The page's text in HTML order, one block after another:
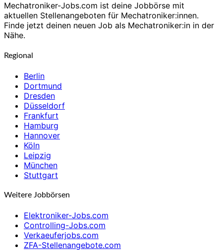
Mechatroniker-Jobs.com ist deine Jobbörse mit
aktuellen Stellenangeboten für Mechatroniker:innen.
Finde jetzt deinen neuen Job als Mechatroniker:in in der
Nähe.
Regional
Berlin
Dortmund
Dresden
Düsseldorf
Frankfurt
Hamburg
Hannover
Köln
Leipzig
München
Stuttgart
Weitere Jobbörsen
Elektroniker-Jobs.com
Controlling-Jobs.com
Verkaeuferjobs.com
ZFA-Stellenangebote.com